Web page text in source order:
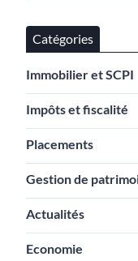
Catégories
Immobilier et SCPI
Impôts et fiscalité
Placements
Gestion de
Actualités
Economie